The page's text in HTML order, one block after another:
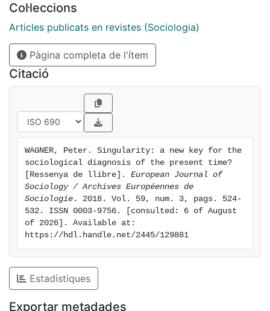
Col·leccions
Articles publicats en revistes (Sociologia)
Pàgina completa de l'ítem
Citació
WAGNER, Peter. Singularity: a new key for the
sociological diagnosis of the present time?
[Ressenya de llibre]. European Journal of
Sociology / Archives Européennes de
Sociologie . 2018. Vol. 59, num. 3, pags. 524-
532. ISSN 0003-9756. [consulted: 6 of August
of 2026]. Available at:
https://hdl.handle.net/2445/129881
Estadístiques
Exportar metadades